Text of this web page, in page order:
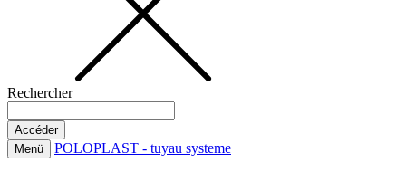
Rechercher
Menü POLOPLAST - tuyau systeme